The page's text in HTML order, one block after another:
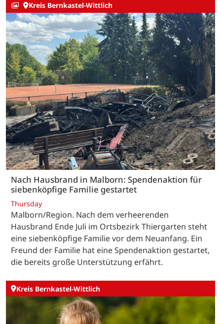
Kreis Bernkastel-Wittlich
Nach Hausbrand in Malborn: Spendenaktion für
siebenköpfige Familie gestartet
Thursday
Malborn/Region. Nach dem verheerenden
Hausbrand Ende Juli im Ortsbezirk Thiergarten steht
eine siebenköpfige Familie vor dem Neuanfang. Ein
Freund der Familie hat eine Spendenaktion gestartet,
die bereits große Unterstützung erfährt.
Kreis Bernkastel-Wittlich